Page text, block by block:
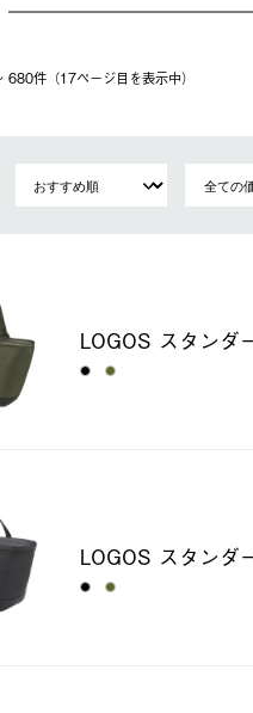
件（17ページ⽬を表⽰中）
LOGOS スタンダ
LOGOS スタンダ